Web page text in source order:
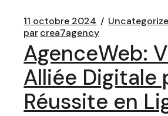
11 octobre 2024
parcrea7agency
AgenceWeb:
Alliée Digitale
Réussite en